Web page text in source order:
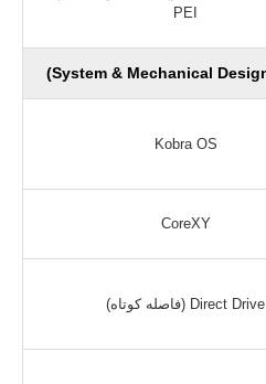
PEI
Kobra OS
CoreXY
Direct Drive (فاصله کوتاه)